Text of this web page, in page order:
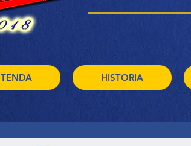
TENDA HISTORIA